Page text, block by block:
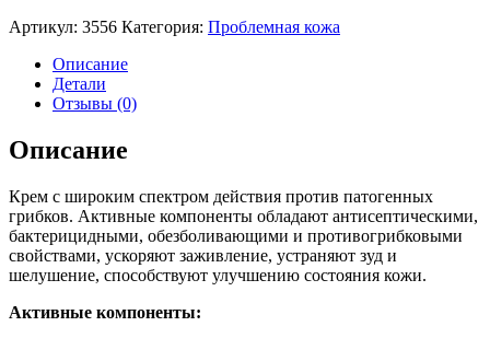
Артикул: 3556 Категория: Проблемная кожа
Описание
Детали
Отзывы (0)
Описание
Крем с широким спектром действия против патогенных
грибков. Активные компоненты обладают антисептическими,
бактерицидными, обезболивающими и противогрибковыми
свойствами, ускоряют заживление, устраняют зуд и
шелушение, способствуют улучшению состояния кожи.
Активные компоненты: